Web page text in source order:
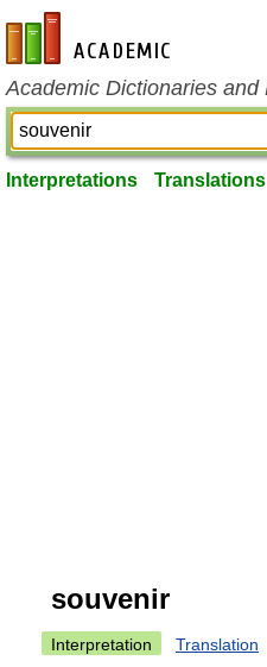
en-academic.com
Academic Dictionaries and
Interpretations Translations
souvenir
Interpretation Translation